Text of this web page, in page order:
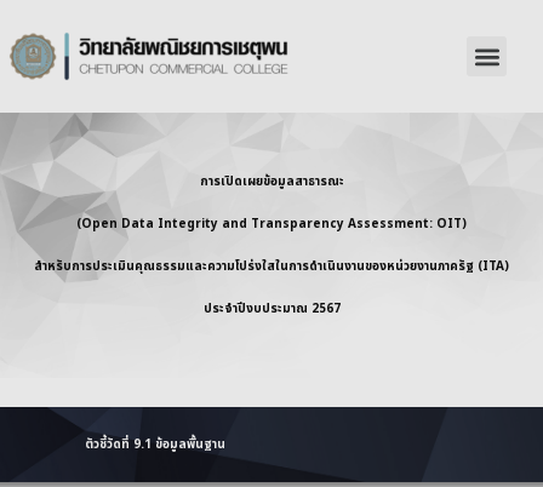
การเปิดเผยข้อมูลสาธารณะ
(Open Data Integrity and Transparency Assessment: OIT)
สำหรับการประเมินคุณธรรมและความโปร่งใสในการดำเนินงานของหน่วยงานภาครัฐ (ITA)
ประจำปีงบประมาณ 2567
ตัวชี้วัดที่ 9.1 ข้อมูลพื้นฐาน